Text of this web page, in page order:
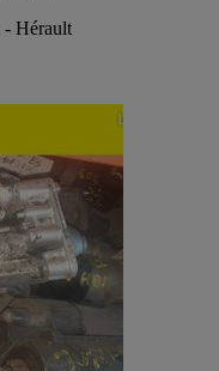
- Hérault